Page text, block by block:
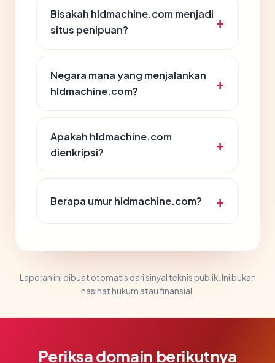
Bisakah hldmachine.com menjadi
situs penipuan?
Negara mana yang menjalankan
hldmachine.com?
Apakah hldmachine.com
dienkripsi?
Berapa umur hldmachine.com?
Laporan ini dibuat otomatis dari sinyal teknis publik. Ini bukan
nasihat hukum atau finansial.
Periksa domain berikutnya